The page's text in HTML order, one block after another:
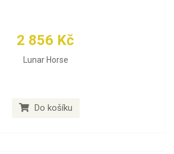
2 856 Kč
Lunar Horse
Do košíku